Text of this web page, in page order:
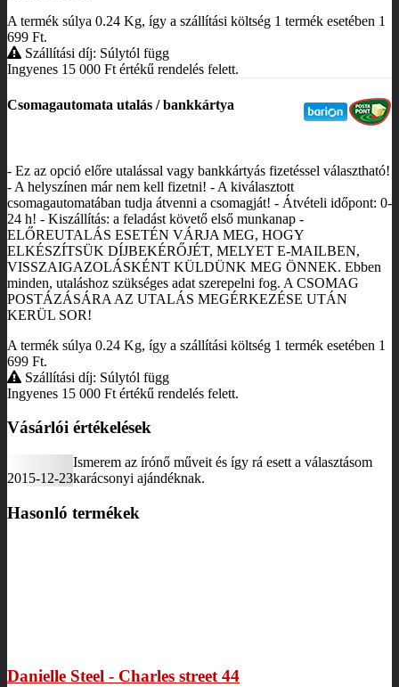
A termék súlya 0.24 Kg, így a szállítási költség 1 termék esetében 1
699 Ft.
Szállítási díj: Súlytól függ
Ingyenes 15 000 Ft értékű rendelés felett.
Csomagautomata utalás / bankkártya
- Ez az opció előre utalással vagy bankkártyás fizetéssel választható!
- A helyszínen már nem kell fizetni! - A kiválasztott
csomagautomatában tudja átvenni a csomagját! - Átvételi időpont: 0-
24 h! - Kiszállítás: a feladást követő első munkanap -
ELŐREUTALÁS ESETÉN VÁRJA MEG, HOGY
ELKÉSZÍTSÜK DÍJBEKÉRŐJÉT, MELYET E-MAILBEN,
VISSZAIGAZOLÁSKÉNT KÜLDÜNK MEG ÖNNEK. Ebben
minden, utaláshoz szükséges adat szerepelni fog. A CSOMAG
POSTÁZÁSÁRA AZ UTALÁS MEGÉRKEZÉSE UTÁN
KERÜL SOR!
A termék súlya 0.24 Kg, így a szállítási költség 1 termék esetében 1
699 Ft.
Szállítási díj: Súlytól függ
Ingyenes 15 000 Ft értékű rendelés felett.
Vásárlói értékelések
2015-12-23
Ismerem az írónő műveit és így rá esett a választásom
karácsonyi ajándéknak.
Hasonló termékek
Danielle Steel - Charles street 44